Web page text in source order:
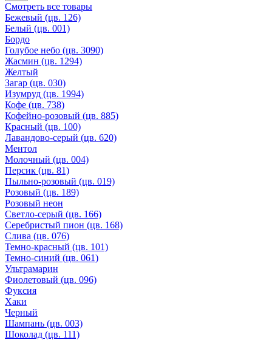
Смотреть все товары
Бежевый (цв. 126)
Белый (цв. 001)
Бордо
Голубое небо (цв. 3090)
Жасмин (цв. 1294)
Желтый
Загар (цв. 030)
Изумруд (цв. 1994)
Кофе (цв. 738)
Кофейно-розовый (цв. 885)
Красный (цв. 100)
Лавандово-серый (цв. 620)
Ментол
Молочный (цв. 004)
Персик (цв. 81)
Пыльно-розовый (цв. 019)
Розовый (цв. 189)
Розовый неон
Светло-серый (цв. 166)
Серебристый пион (цв. 168)
Слива (цв. 076)
Темно-красный (цв. 101)
Темно-синий (цв. 061)
Ультрамарин
Фиолетовый (цв. 096)
Фуксия
Хаки
Черный
Шампань (цв. 003)
Шоколад (цв. 111)